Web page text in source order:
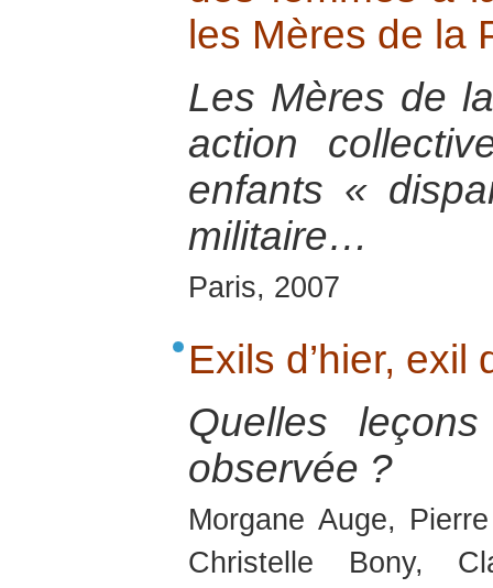
les Mères de la
Les Mères de
action
enfants «
militaire…
Paris, 2007
Exils d’hier, exil
Quelles
observée ?
Morgane Auge,
Christelle Bony,